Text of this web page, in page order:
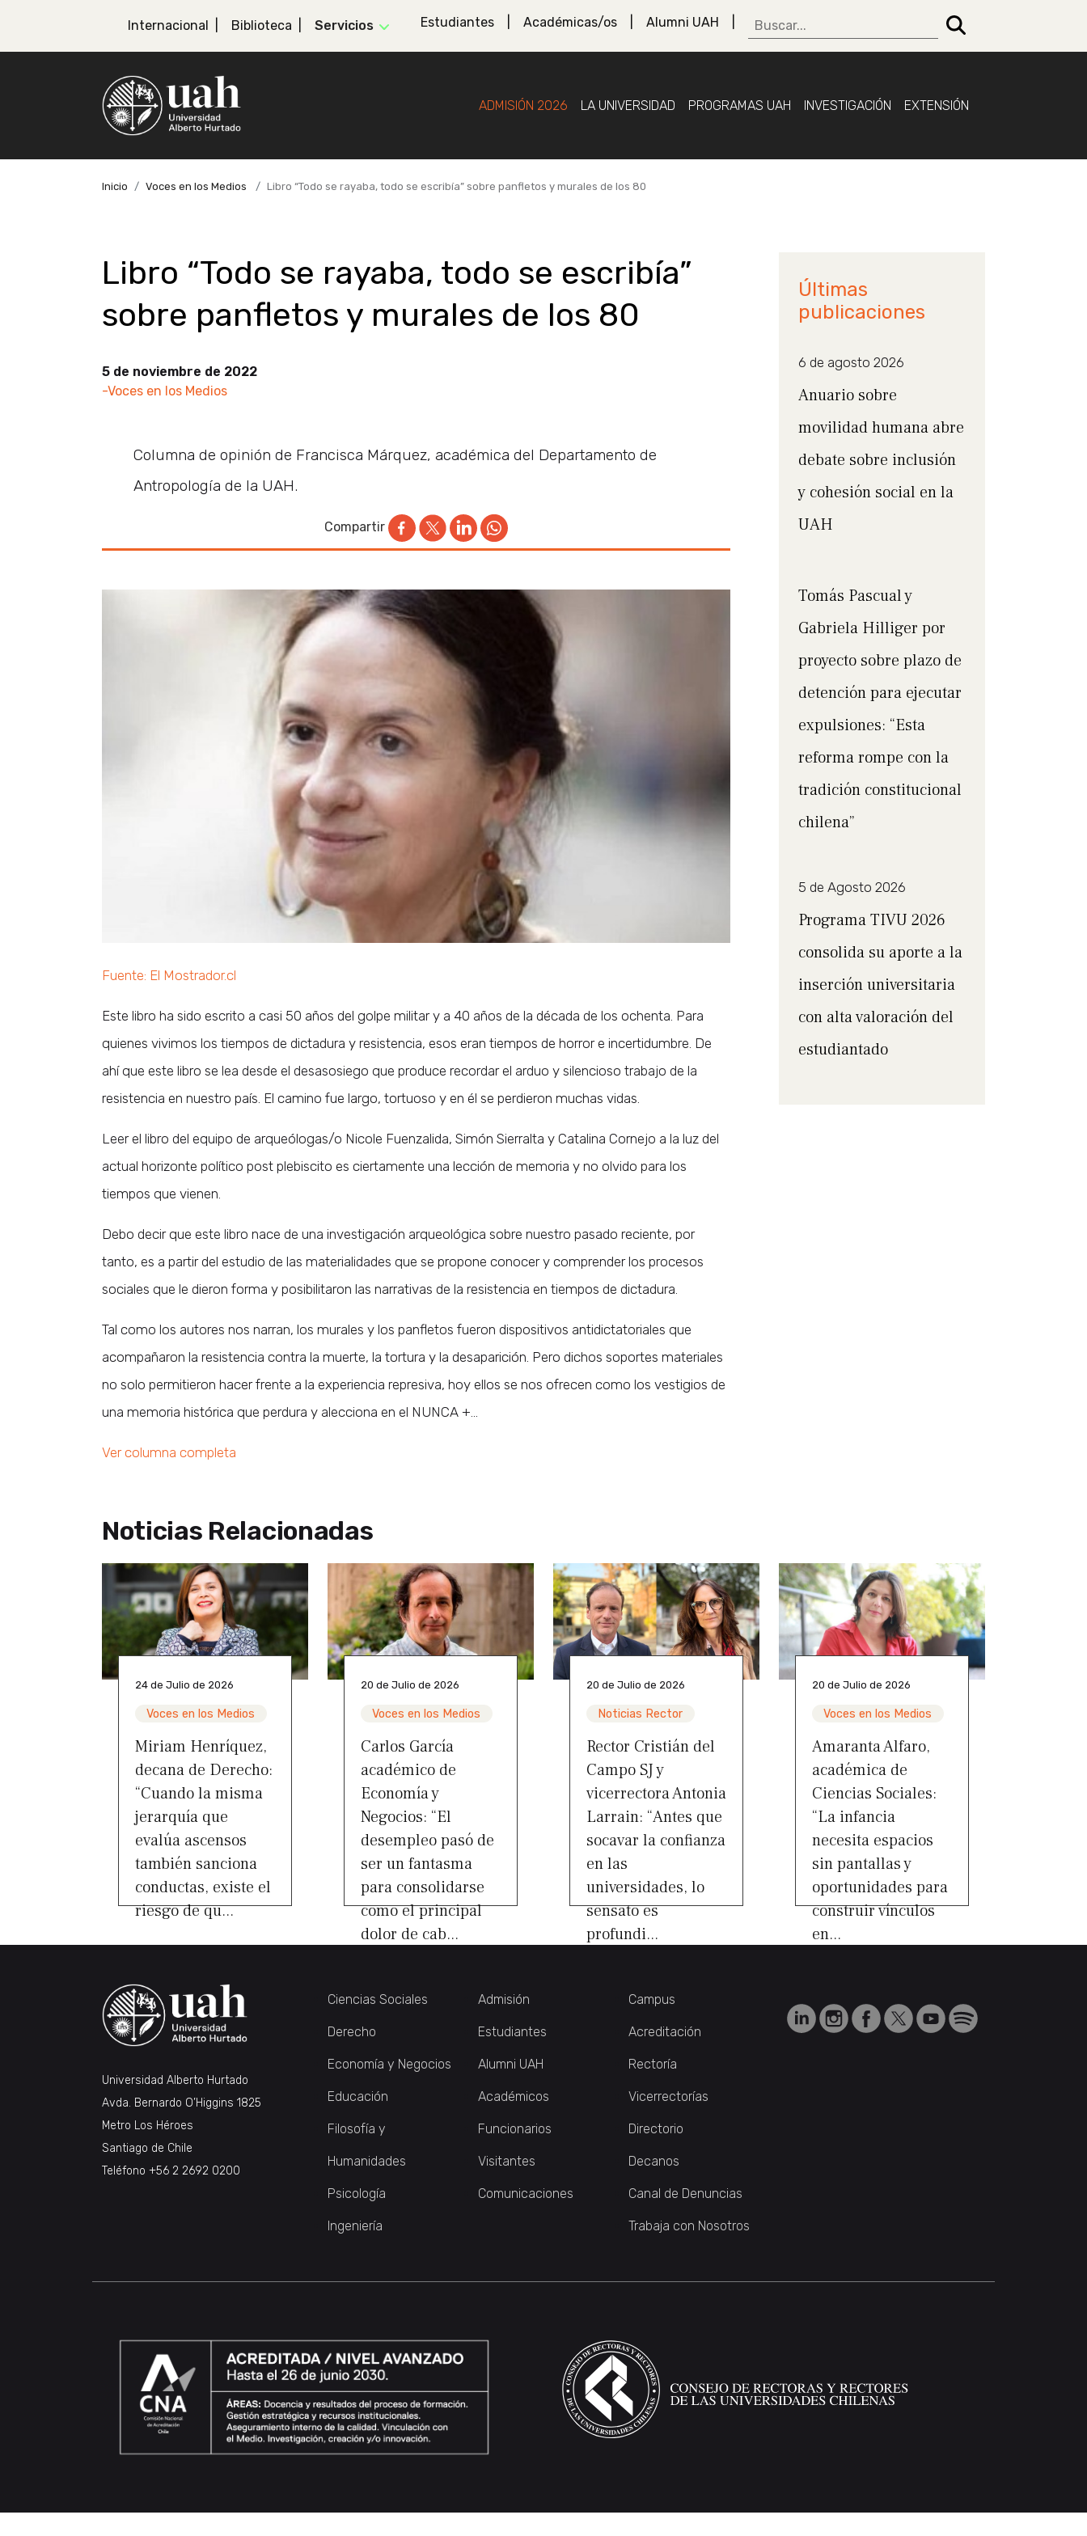
Internacional Biblioteca Servicios Estudiantes Académicas/os Alumni UAH
ADMISIÓN 2026 LA UNIVERSIDAD PROGRAMAS UAH INVESTIGACIÓN EXTENSIÓN
Inicio Voces en los Medios Libro “Todo se rayaba, todo se escribía” sobre panfletos y murales de los 80
Libro “Todo se rayaba, todo se escribía”
sobre panfletos y murales de los 80
5 de noviembre de 2022
-Voces en los Medios
Columna de opinión de Francisca Márquez, académica del Departamento de
Antropología de la UAH.
Compartir
Fuente: El Mostrador.cl
Este libro ha sido escrito a casi 50 años del golpe militar y a 40 años de la década de los ochenta. Para
quienes vivimos los tiempos de dictadura y resistencia, esos eran tiempos de horror e incertidumbre. De
ahí que este libro se lea desde el desasosiego que produce recordar el arduo y silencioso trabajo de la
resistencia en nuestro país. El camino fue largo, tortuoso y en él se perdieron muchas vidas.
Leer el libro del equipo de arqueólogas/o Nicole Fuenzalida, Simón Sierralta y Catalina Cornejo a la luz del
actual horizonte político post plebiscito es ciertamente una lección de memoria y no olvido para los
tiempos que vienen.
Debo decir que este libro nace de una investigación arqueológica sobre nuestro pasado reciente, por
tanto, es a partir del estudio de las materialidades que se propone conocer y comprender los procesos
sociales que le dieron forma y posibilitaron las narrativas de la resistencia en tiempos de dictadura.
Tal como los autores nos narran, los murales y los panfletos fueron dispositivos antidictatoriales que
acompañaron la resistencia contra la muerte, la tortura y la desaparición. Pero dichos soportes materiales
no solo permitieron hacer frente a la experiencia represiva, hoy ellos se nos ofrecen como los vestigios de
una memoria histórica que perdura y alecciona en el NUNCA +…
Ver columna completa
Últimas
publicaciones
6 de agosto 2026
Anuario sobre
movilidad humana abre
debate sobre inclusión
y cohesión social en la
UAH
Tomás Pascual y
Gabriela Hilliger por
proyecto sobre plazo de
detención para ejecutar
expulsiones: “Esta
reforma rompe con la
tradición constitucional
chilena”
5 de Agosto 2026
Programa TIVU 2026
consolida su aporte a la
inserción universitaria
con alta valoración del
estudiantado
Noticias Relacionadas
24 de Julio de 2026
Voces en los Medios
Miriam Henríquez,
decana de Derecho:
“Cuando la misma
jerarquía que
evalúa ascensos
también sanciona
conductas, existe el
riesgo de qu...
20 de Julio de 2026
Voces en los Medios
Carlos García
académico de
Economía y
Negocios: “El
desempleo pasó de
ser un fantasma
para consolidarse
como el principal
dolor de cab...
20 de Julio de 2026
Noticias Rector
Rector Cristián del
Campo SJ y
vicerrectora Antonia
Larrain: “Antes que
socavar la confianza
en las
universidades, lo
sensato es
profundi...
20 de Julio de 2026
Voces en los Medios
Amaranta Alfaro,
académica de
Ciencias Sociales:
“La infancia
necesita espacios
sin pantallas y
oportunidades para
construir vínculos
en...
Universidad Alberto Hurtado
Avda. Bernardo O’Higgins 1825
Metro Los Héroes
Santiago de Chile
Teléfono +56 2 2692 0200
Ciencias Sociales
Derecho
Economía y Negocios
Educación
Filosofía y
Humanidades
Psicología
Ingeniería
Admisión
Estudiantes
Alumni UAH
Académicos
Funcionarios
Visitantes
Comunicaciones
Campus
Acreditación
Rectoría
Vicerrectorías
Directorio
Decanos
Canal de Denuncias
Trabaja con Nosotros